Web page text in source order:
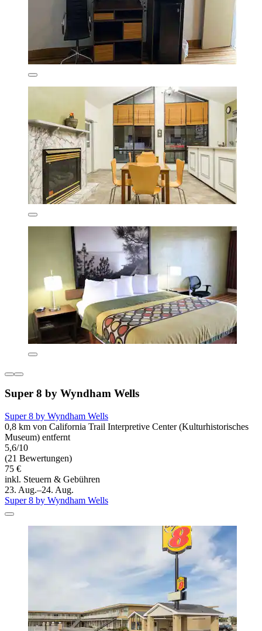
Super 8 by Wyndham Wells
Super 8 by Wyndham Wells
0,8 km von California Trail Interpretive Center (Kulturhistorisches
Museum) entfernt
5,6/10
(21 Bewertungen)
75 €
inkl. Steuern & Gebühren
23. Aug.–24. Aug.
Super 8 by Wyndham Wells